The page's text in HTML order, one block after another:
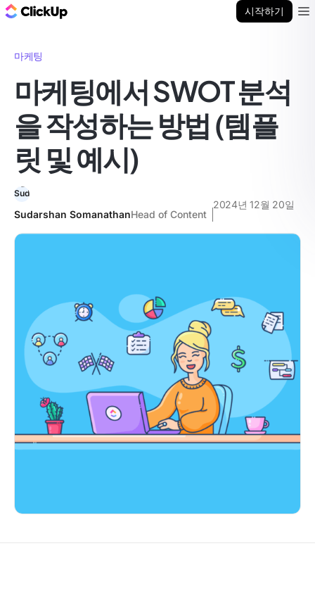
시작하기
마케팅
마케팅에서 SWOT 분석
을 작성하는 방법 (템플
릿 및 예시)
Sudarshan SomanathanHead of Content
2024년 12월 20일